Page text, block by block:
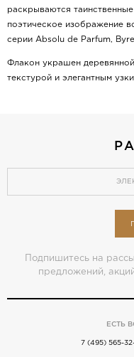
раскрываются
поэтическое изображение
серии Absolu de Parfum,
Флакон украшен
текстурой и элегантным
Подпишитесь на
предложений,
ЕСТЬ
7 (495) 565-